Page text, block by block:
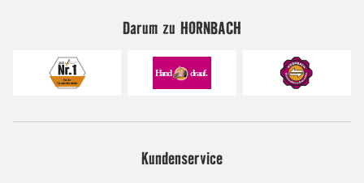
Darum zu HORNBACH
Kundenservice